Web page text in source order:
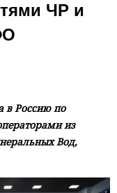
ЧР и
в Россию по
из
Вод,